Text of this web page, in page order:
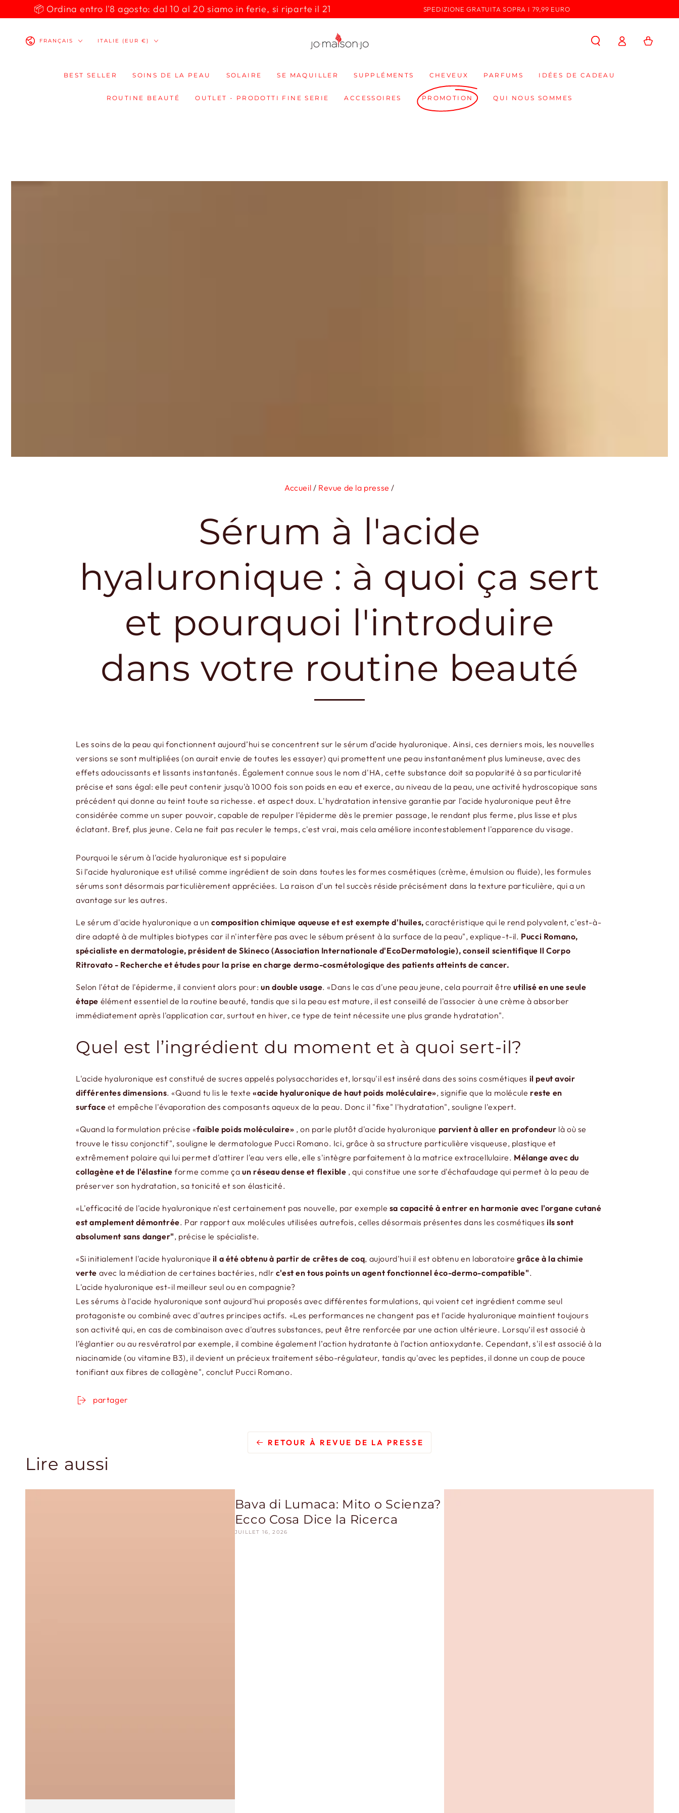
IGNORER LE
CONTENU📦 Ordina entro l'8 agosto: dal 10 al 20 siamo in ferie, si riparte il 21 SPEDIZIONE GRATUITA SOPRA I 79,99 EURO
LangueFRANÇAIS Pays/région
ITALIE (EUR €)
BEST SELLER SOINS DE LA PEAU SOLAIRE SE MAQUILLER SUPPLÉMENTS CHEVEUX PARFUMS IDÉES DE CADEAU
ROUTINE BEAUTÉ OUTLET - PRODOTTI FINE SERIE ACCESSOIRES PROMOTION QUI NOUS SOMMES
Connexion Panier
Accueil / Revue de la presse /
Sérum à l'acide
hyaluronique : à quoi ça sert
et pourquoi l'introduire
dans votre routine beauté
Les soins de la peau qui fonctionnent aujourd’hui se concentrent sur le sérum d’acide hyaluronique. Ainsi, ces derniers mois, les nouvelles
versions se sont multipliées (on aurait envie de toutes les essayer) qui promettent une peau instantanément plus lumineuse, avec des
effets adoucissants et lissants instantanés. Également connue sous le nom d'HA, cette substance doit sa popularité à sa particularité
précise et sans égal: elle peut contenir jusqu'à 1000 fois son poids en eau et exerce, au niveau de la peau, une activité hydroscopique sans
précédent qui donne au teint toute sa richesse. et aspect doux. L'hydratation intensive garantie par l'acide hyaluronique peut être
considérée comme un super pouvoir, capable de repulper l'épiderme dès le premier passage, le rendant plus ferme, plus lisse et plus
éclatant. Bref, plus jeune. Cela ne fait pas reculer le temps, c'est vrai, mais cela améliore incontestablement l'apparence du visage.
Pourquoi le sérum à l'acide hyaluronique est si populaire
Si l’acide hyaluronique est utilisé comme ingrédient de soin dans toutes les formes cosmétiques (crème, émulsion ou fluide), les formules
sérums sont désormais particulièrement appréciées. La raison d'un tel succès réside précisément dans la texture particulière, qui a un
avantage sur les autres.
Le sérum d'acide hyaluronique a un composition chimique aqueuse et est exempte d'huiles, caractéristique qui le rend polyvalent, c'est-à-
dire adapté à de multiples biotypes car il n'interfère pas avec le sébum présent à la surface de la peau", explique-t-il. Pucci Romano,
spécialiste en dermatologie, président de Skineco (Association Internationale d'EcoDermatologie), conseil scientifique Il Corpo
Ritrovato - Recherche et études pour la prise en charge dermo-cosmétologique des patients atteints de cancer.
Selon l'état de l'épiderme, il convient alors pour: un double usage. «Dans le cas d'une peau jeune, cela pourrait être utilisé en une seule
étape élément essentiel de la routine beauté, tandis que si la peau est mature, il est conseillé de l'associer à une crème à absorber
immédiatement après l'application car, surtout en hiver, ce type de teint nécessite une plus grande hydratation".
Quel est l’ingrédient du moment et à quoi sert-il?
L'acide hyaluronique est constitué de sucres appelés polysaccharides et, lorsqu'il est inséré dans des soins cosmétiques il peut avoir
différentes dimensions. «Quand tu lis le texte «acide hyaluronique de haut poids moléculaire», signifie que la molécule reste en
surface et empêche l'évaporation des composants aqueux de la peau. Donc il "fixe" l'hydratation", souligne l'expert.
«Quand la formulation précise «faible poids moléculaire» , on parle plutôt d'acide hyaluronique parvient à aller en profondeur là où se
trouve le tissu conjonctif", souligne le dermatologue Pucci Romano. Ici, grâce à sa structure particulière visqueuse, plastique et
extrêmement polaire qui lui permet d'attirer l'eau vers elle, elle s'intègre parfaitement à la matrice extracellulaire. Mélange avec du
collagène et de l'élastine forme comme ça un réseau dense et flexible , qui constitue une sorte d'échafaudage qui permet à la peau de
préserver son hydratation, sa tonicité et son élasticité.
«L'efficacité de l'acide hyaluronique n'est certainement pas nouvelle, par exemple sa capacité à entrer en harmonie avec l'organe cutané
est amplement démontrée. Par rapport aux molécules utilisées autrefois, celles désormais présentes dans les cosmétiques ils sont
absolument sans danger", précise le spécialiste.
«Si initialement l'acide hyaluronique il a été obtenu à partir de crêtes de coq, aujourd'hui il est obtenu en laboratoire grâce à la chimie
verte avec la médiation de certaines bactéries, ndlr c'est en tous points un agent fonctionnel éco-dermo-compatible".
L'acide hyaluronique est-il meilleur seul ou en compagnie?
Les sérums à l'acide hyaluronique sont aujourd'hui proposés avec différentes formulations, qui voient cet ingrédient comme seul
protagoniste ou combiné avec d'autres principes actifs. «Les performances ne changent pas et l'acide hyaluronique maintient toujours
son activité qui, en cas de combinaison avec d'autres substances, peut être renforcée par une action ultérieure. Lorsqu’il est associé à
l’églantier ou au resvératrol par exemple, il combine également l’action hydratante à l’action antioxydante. Cependant, s'il est associé à la
niacinamide (ou vitamine B3), il devient un précieux traitement sébo-régulateur, tandis qu'avec les peptides, il donne un coup de pouce
tonifiant aux fibres de collagène", conclut Pucci Romano.
partager
RETOUR À REVUE DE LA PRESSE
Lire aussi
Bava di Lumaca: Mito o Scienza?
Ecco Cosa Dice la Ricerca
JUILLET 16, 2026